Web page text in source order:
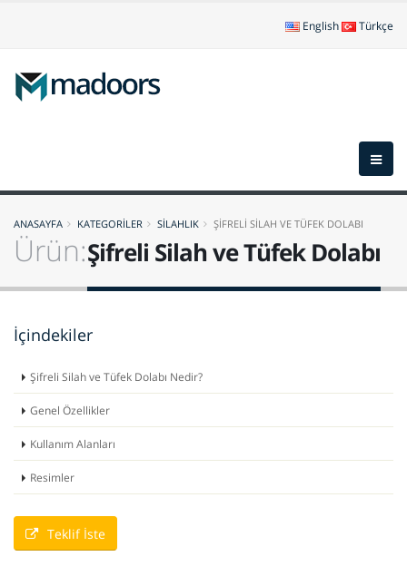
English Türkçe
ANASAYFA KATEGORİLER SİLAHLIK ŞİFRELİ SİLAH VE TÜFEK DOLABI
Ürün:Şifreli Silah ve Tüfek Dolabı
İçindekiler
Şifreli Silah ve Tüfek Dolabı Nedir?
Genel Özellikler
Kullanım Alanları
Resimler
Teklif İste